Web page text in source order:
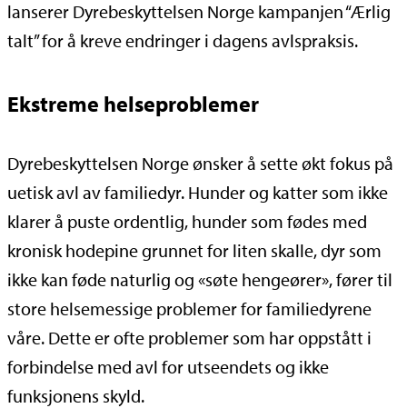
lanserer Dyrebeskyttelsen Norge kampanjen “Ærlig
talt” for å kreve endringer i dagens avlspraksis.
Ekstreme helseproblemer
Dyrebeskyttelsen Norge ønsker å sette økt fokus på
uetisk avl av familiedyr. Hunder og katter som ikke
klarer å puste ordentlig, hunder som fødes med
kronisk hodepine grunnet for liten skalle, dyr som
ikke kan føde naturlig og «søte hengeører», fører til
store helsemessige problemer for familiedyrene
våre. Dette er ofte problemer som har oppstått i
forbindelse med avl for utseendets og ikke
funksjonens skyld.